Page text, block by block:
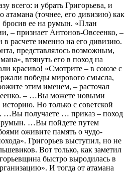
всего: и убрать Григорьева, и
атамана (точнее, его дивизию) как
бросив ее на румын. «План
– признает Антонов-Овсеенко, –
в расчете именно на его дивизию.
представлялось возможным,
втянуть его в поход на
красиво! «Смотрите – в союзе с
победы мирового смысла,
этим именем, – расточал
– …Вы можете новыми
Но только с советской
…Вы получаете … приказ – поход
румын. …Вы пойдете путем
оживите память о чудо-
Григорьев выступил, но не
Вот только, как заметил
быстро выродилась в
И тогда от атамана